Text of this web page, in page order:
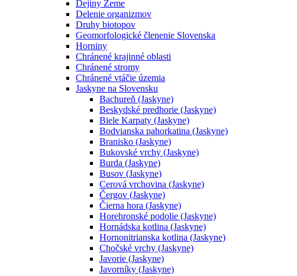
Dejiny Zeme
Delenie organizmov
Druhy biotopov
Geomorfologické členenie Slovenska
Horniny
Chránené krajinné oblasti
Chránené stromy
Chránené vtáčie územia
Jaskyne na Slovensku
Bachureň (Jaskyne)
Beskydské predhorie (Jaskyne)
Biele Karpaty (Jaskyne)
Bodvianska pahorkatina (Jaskyne)
Branisko (Jaskyne)
Bukovské vrchy (Jaskyne)
Burda (Jaskyne)
Busov (Jaskyne)
Cerová vrchovina (Jaskyne)
Čergov (Jaskyne)
Čierna hora (Jaskyne)
Horehronské podolie (Jaskyne)
Hornádska kotlina (Jaskyne)
Hornonitrianska kotlina (Jaskyne)
Chočské vrchy (Jaskyne)
Javorie (Jaskyne)
Javorníky (Jaskyne)